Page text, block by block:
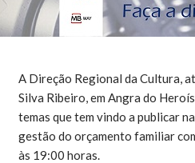
A Direção Regional da Cultura,
Silva Ribeiro, em Angra do
temas que tem vindo a publicar
gestão do orçamento familiar
às 19:00 horas.